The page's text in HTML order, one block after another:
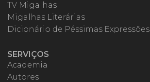
TV Migalhas
Migalhas Literárias
Dicionário de Péssimas Expressões
SERVIÇOS
Academia
Autores